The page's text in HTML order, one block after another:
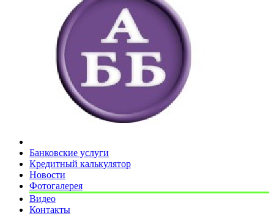
Банковские услуги
Кредитный калькулятор
Новости
Фотогалерея
Видео
Контакты